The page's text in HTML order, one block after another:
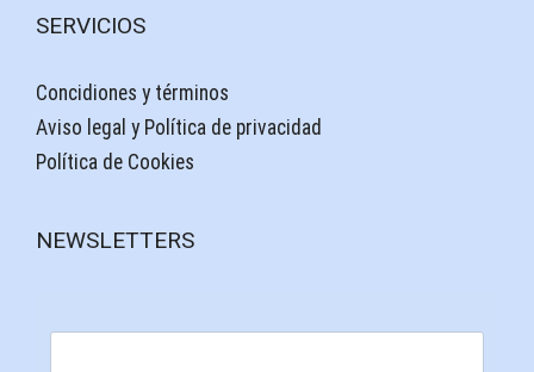
SERVICIOS
Concidiones y términos
Aviso legal y Política de privacidad
Política de Cookies
NEWSLETTERS